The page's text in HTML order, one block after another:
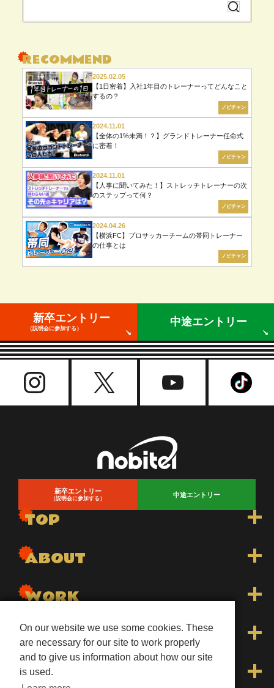
検
索
RECOMMEND
2025.02.05
【1日密着】入社1年目のトレーナーってどんなこと
するの？
ノビチャン
2024.11.01
【全体の1%未満！？】グランドトレーナー任命式
に密着！
ノビチャン
2024.11.01
【人事に聞いてみた！】ストレッチトレーナーの次
のステップって何？
ノビチャン
2024.04.26
【横浜FC】プロサッカーチームの帯同トレーナー
の仕事とは
ノビチャン
新卒エントリー
（説明会に参加する）
中途エントリー
新卒エントリー
（説明会に参加する）
中途エントリー
TOP
トップ
トピックス一覧
お知らせ
ABOUT
nobitelについて
会長メッセージ
社内イベント
WORK
Dr.stretchトレーナー
WECLEトレーナー
INFO
よくあるご質問
LINKS
On our website we use some cookies. These
are necessary for our site to work properly
and to give us information about how our site
is used.
On our website we use some cookies. These
are necessary for our site to work properly
and to give us information about how our site
is used.